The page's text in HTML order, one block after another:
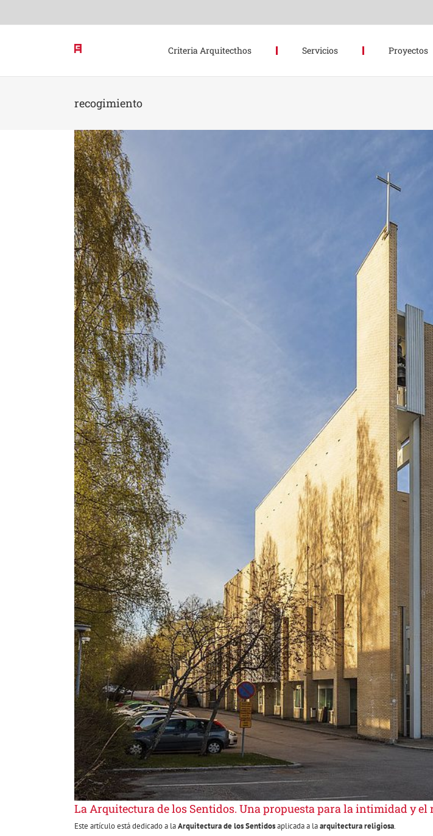
content
Criteria Arquitecthos Servicios Proyectos
recogimiento
La Arquitectura de los Sentidos. Una propuesta para la intimidad y el
Este artículo está dedicado a laArquitectura de los Sentidosaplicada a laarquitectura religiosa.